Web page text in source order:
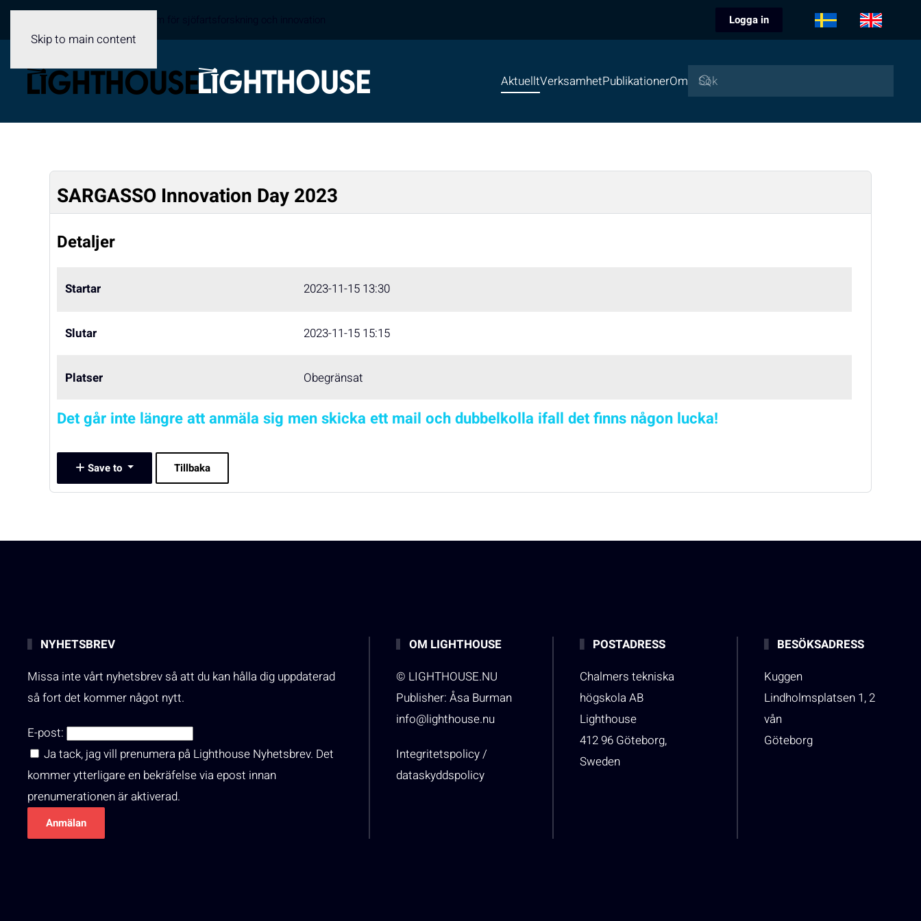
Skip to main content
Logga in
AktuelltVerksamhetPublikationerOm
SARGASSO Innovation Day 2023
Detaljer
Startar 2023-11-15 13:30
Slutar 2023-11-15 15:15
Platser Obegränsat
Det går inte längre att anmäla sig men skicka ett mail och dubbelkolla ifall det finns någon lucka!
Save to Tillbaka
NYHETSBREV
Missa inte vårt nyhetsbrev så att du kan hålla dig uppdaterad
så fort det kommer något nytt.
E-post:
Ja tack, jag vill prenumera på Lighthouse Nyhetsbrev. Det
kommer ytterligare en bekräfelse via epost innan
prenumerationen är aktiverad.
OM LIGHTHOUSE
© LIGHTHOUSE.NU
Publisher: Åsa Burman
info@lighthouse.nu
Integritetspolicy /
dataskyddspolicy
POSTADRESS
Chalmers tekniska
högskola AB
Lighthouse
412 96 Göteborg,
Sweden
BESÖKSADRESS
Kuggen
Lindholmsplatsen 1, 2
vån
Göteborg